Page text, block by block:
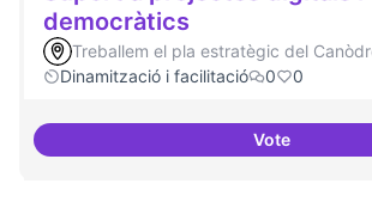
democràtics
Treballem el pla estratègic del
Dinamització i facilitació
0 0
VoteSuport a